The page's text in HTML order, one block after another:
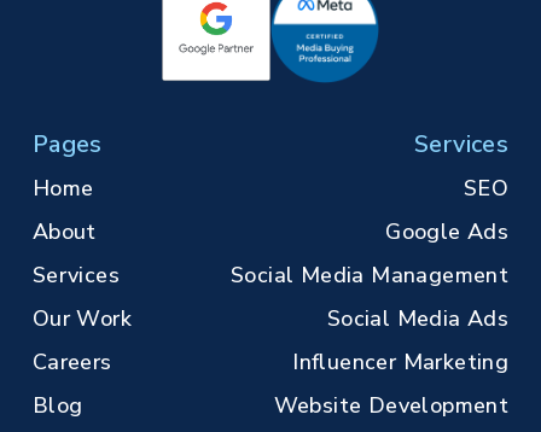
Pages
Home
About
Services
Our Work
Careers
Blog
Services
SEO
Google Ads
Social Media Management
Social Media Ads
Influencer Marketing
Website Development